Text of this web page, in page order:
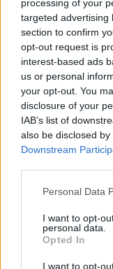
processing of your
targeted advertising
section to confirm
opt-out request is
interest-based ads
us or personal
your opt-out. You
disclosure of your
IAB’s list of
also be disclosed
Downstream
Please note that
not limited to your
grant or deny
use your data for
consent section.
Personal Data
I want to opt-
personal data.
Opted In
I want to opt-
κατά την
αεροπορικών
θα μειωθούν
εταιρείες να
Πρέπει να το
καταλάβει ότι
σταματήσει